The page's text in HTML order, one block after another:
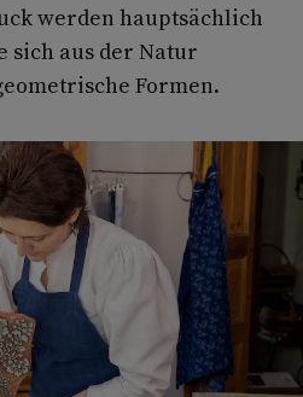
werden hauptsächlich
sich aus der Natur
Formen.